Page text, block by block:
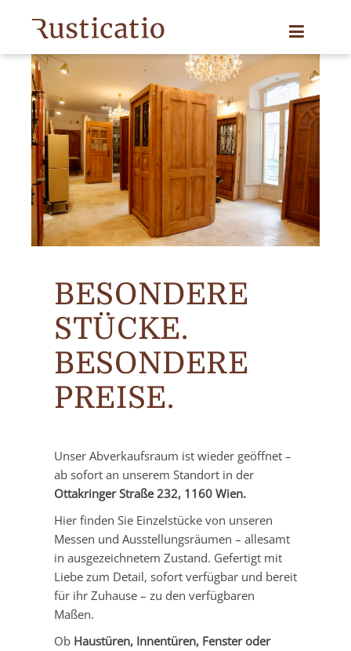
BESONDERE
STÜCKE.
BESONDERE
PREISE.
Unser Abverkaufsraum ist wieder geöffnet –
ab sofort an unserem Standort in der
Ottakringer Straße 232, 1160 Wien.
Hier finden Sie Einzelstücke von unseren
Messen und Ausstellungsräumen – allesamt
in ausgezeichnetem Zustand. Gefertigt mit
Liebe zum Detail, sofort verfügbar und bereit
für ihr Zuhause – zu den verfügbaren
Maßen.
Ob Haustüren, Innentüren, Fenster oder